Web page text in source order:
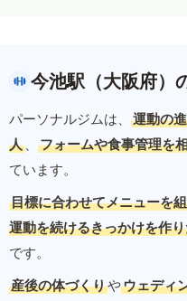
今池駅（大阪府）
パーソナルジムは、
運動の
人 、 フォームや食事管理を
ています。
目標に合わせてメニューを
運動を続けるきっかけを作
です。
産後の体づくりやウェディ